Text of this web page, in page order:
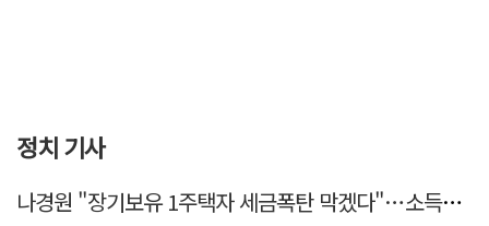
정치 기사
나경원 "장기보유 1주택자 세금폭탄 막겠다"…소득세법 개정안 발의